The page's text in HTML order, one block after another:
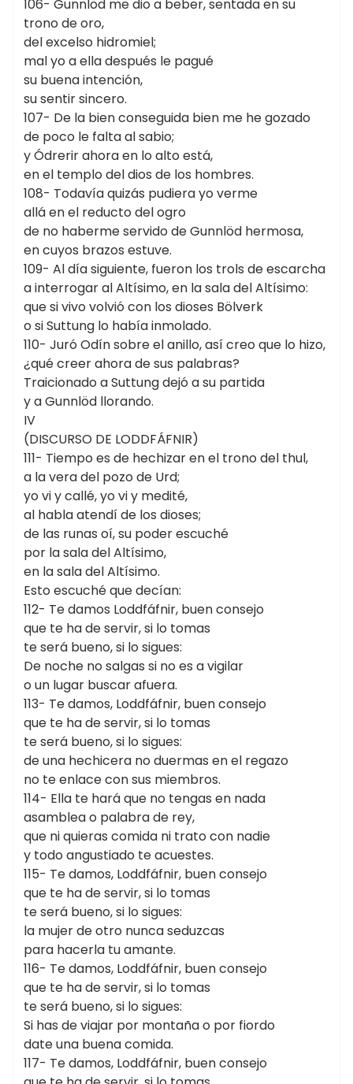
106- Gunnlöd me dio a beber, sentada en su
trono de oro,
del excelso hidromiel;
mal yo a ella después le pagué
su buena intención,
su sentir sincero.
107- De la bien conseguida bien me he gozado
de poco le falta al sabio;
y Ódrerir ahora en lo alto está,
en el templo del dios de los hombres.
108- Todavía quizás pudiera yo verme
allá en el reducto del ogro
de no haberme servido de Gunnlöd hermosa,
en cuyos brazos estuve.
109- Al día siguiente, fueron los trols de escarcha
a interrogar al Altísimo, en la sala del Altísimo:
que si vivo volvió con los dioses Bölverk
o si Suttung lo había inmolado.
110- Juró Odín sobre el anillo, así creo que lo hizo,
¿qué creer ahora de sus palabras?
Traicionado a Suttung dejó a su partida
y a Gunnlöd llorando.
IV
(DISCURSO DE LODDFÁFNIR)
111- Tiempo es de hechizar en el trono del thul,
a la vera del pozo de Urd;
yo vi y callé, yo vi y medité,
al habla atendí de los dioses;
de las runas oí, su poder escuché
por la sala del Altísimo,
en la sala del Altísimo.
Esto escuché que decían:
112- Te damos Loddfáfnir, buen consejo
que te ha de servir, si lo tomas
te será bueno, si lo sigues:
De noche no salgas si no es a vigilar
o un lugar buscar afuera.
113- Te damos, Loddfáfnir, buen consejo
que te ha de servir, si lo tomas
te será bueno, si lo sigues:
de una hechicera no duermas en el regazo
no te enlace con sus miembros.
114- Ella te hará que no tengas en nada
asamblea o palabra de rey,
que ni quieras comida ni trato con nadie
y todo angustiado te acuestes.
115- Te damos, Loddfáfnir, buen consejo
que te ha de servir, si lo tomas
te será bueno, si lo sigues:
la mujer de otro nunca seduzcas
para hacerla tu amante.
116- Te damos, Loddfáfnir, buen consejo
que te ha de servir, si lo tomas
te será bueno, si lo sigues:
Si has de viajar por montaña o por fiordo
date una buena comida.
117- Te damos, Loddfáfnir, buen consejo